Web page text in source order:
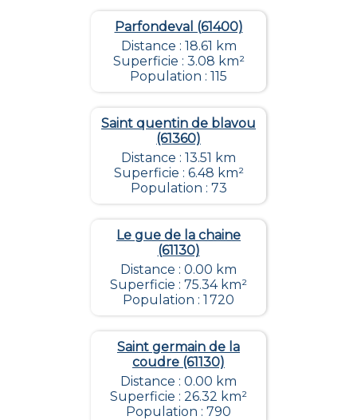
Parfondeval (61400)
Distance : 18.61 km
Superficie : 3.08 km²
Population : 115
Saint quentin de blavou
(61360)
Distance : 13.51 km
Superficie : 6.48 km²
Population : 73
Le gue de la chaine
(61130)
Distance : 0.00 km
Superficie : 75.34 km²
Population : 1 720
Saint germain de la
coudre (61130)
Distance : 0.00 km
Superficie : 26.32 km²
Population : 790